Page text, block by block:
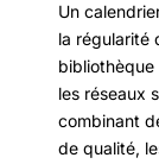
Un
la régularité
bibliothèque
les réseaux
combinant
de qualité,